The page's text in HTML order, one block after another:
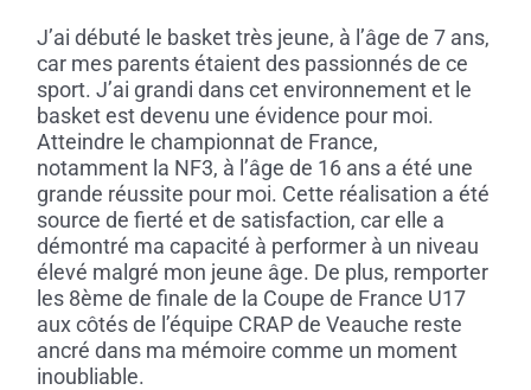
J’ai débuté le basket très jeune, à l’âge de 7 ans,
car mes parents étaient des passionnés de ce
sport. J’ai grandi dans cet environnement et le
basket est devenu une évidence pour moi.
Atteindre le championnat de France,
notamment la NF3, à l’âge de 16 ans a été une
grande réussite pour moi. Cette réalisation a été
source de fierté et de satisfaction, car elle a
démontré ma capacité à performer à un niveau
élevé malgré mon jeune âge. De plus, remporter
les 8ème definale de la Coupe de France U17
aux côtés de l’équipe CRAP de Veauche reste
ancré dans ma mémoire comme un moment
inoubliable.